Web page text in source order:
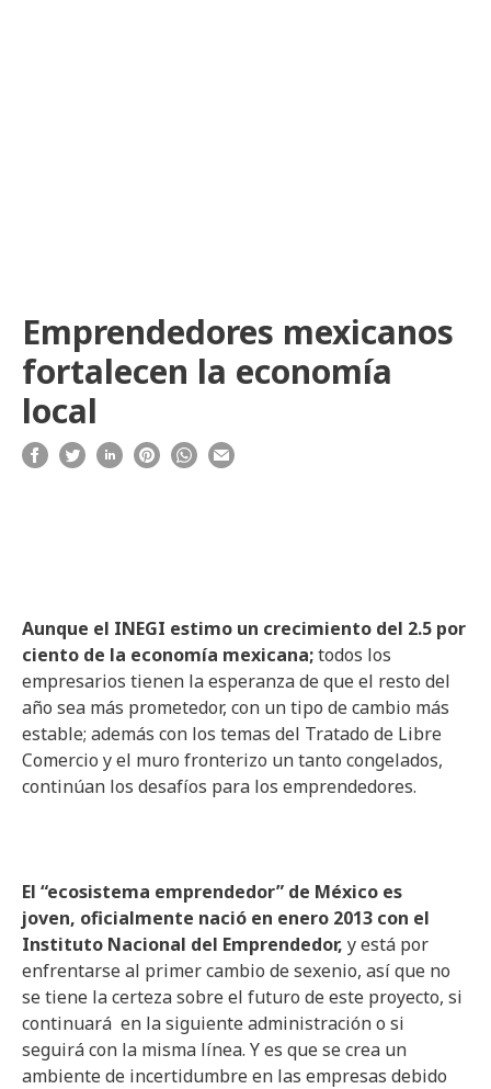
Emprendedores mexicanos
fortalecen la economía
local
Aunque el INEGI estimo un crecimiento del 2.5 por
ciento de la economía mexicana;todos los
empresarios tienen la esperanza de que el resto del
año sea más prometedor, con un tipo de cambio más
estable; además con los temas del Tratado de Libre
Comercio y el muro fronterizo un tanto congelados,
continúan los desafíos para los emprendedores.
El “ecosistema emprendedor” de México es
joven, oficialmente nació en enero 2013 con el
Instituto Nacional del Emprendedor, y está por
enfrentarse al primer cambio de sexenio, así que no
se tiene la certeza sobre el futuro de este proyecto, si
continuará en la siguiente administración o si
seguirá con la misma línea. Y es que se crea un
ambiente de incertidumbre en las empresas debido